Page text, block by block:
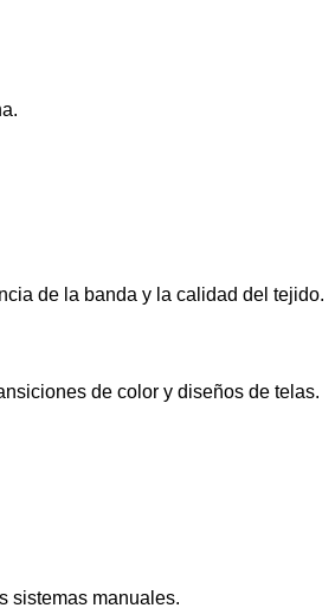
de la banda y la calidad del tejido.
de color y diseños de telas.
sistemas manuales.